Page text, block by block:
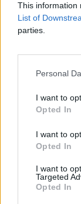
This information
List of
parties.
Personal
I want to
Opted In
I want to
Opted In
I want to
Targeted
Opted In
Najbliższe dni w
sporych wahań
krótkotrwały,
ponownie zmieni
Agnieszka Waś-
Reklama